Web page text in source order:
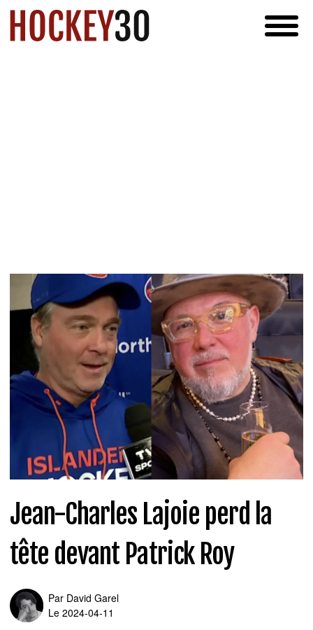
Jean-Charles Lajoie perd la
tête devant Patrick Roy
Par David Garel
Le 2024-04-11